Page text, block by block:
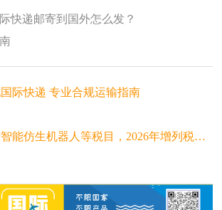
快递邮寄到国外怎么发？
际快递 专业合规运输指南
中国新增智能仿生机器人等税目，2026年增列税目折射智造出海新趋势